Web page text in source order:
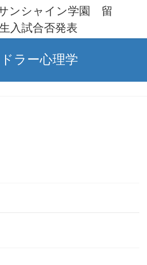
ンシャイン学園 留
入試合否発表
ラー心理学